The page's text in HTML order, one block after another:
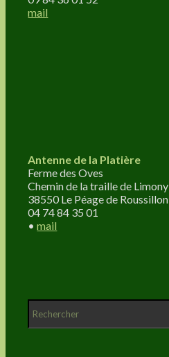
mail
Antenne de la Platière
Ferme des Oves
Chemin de la traille de Limony
38550 Le Péage de Roussillon
04 74 84 35 01
•mail